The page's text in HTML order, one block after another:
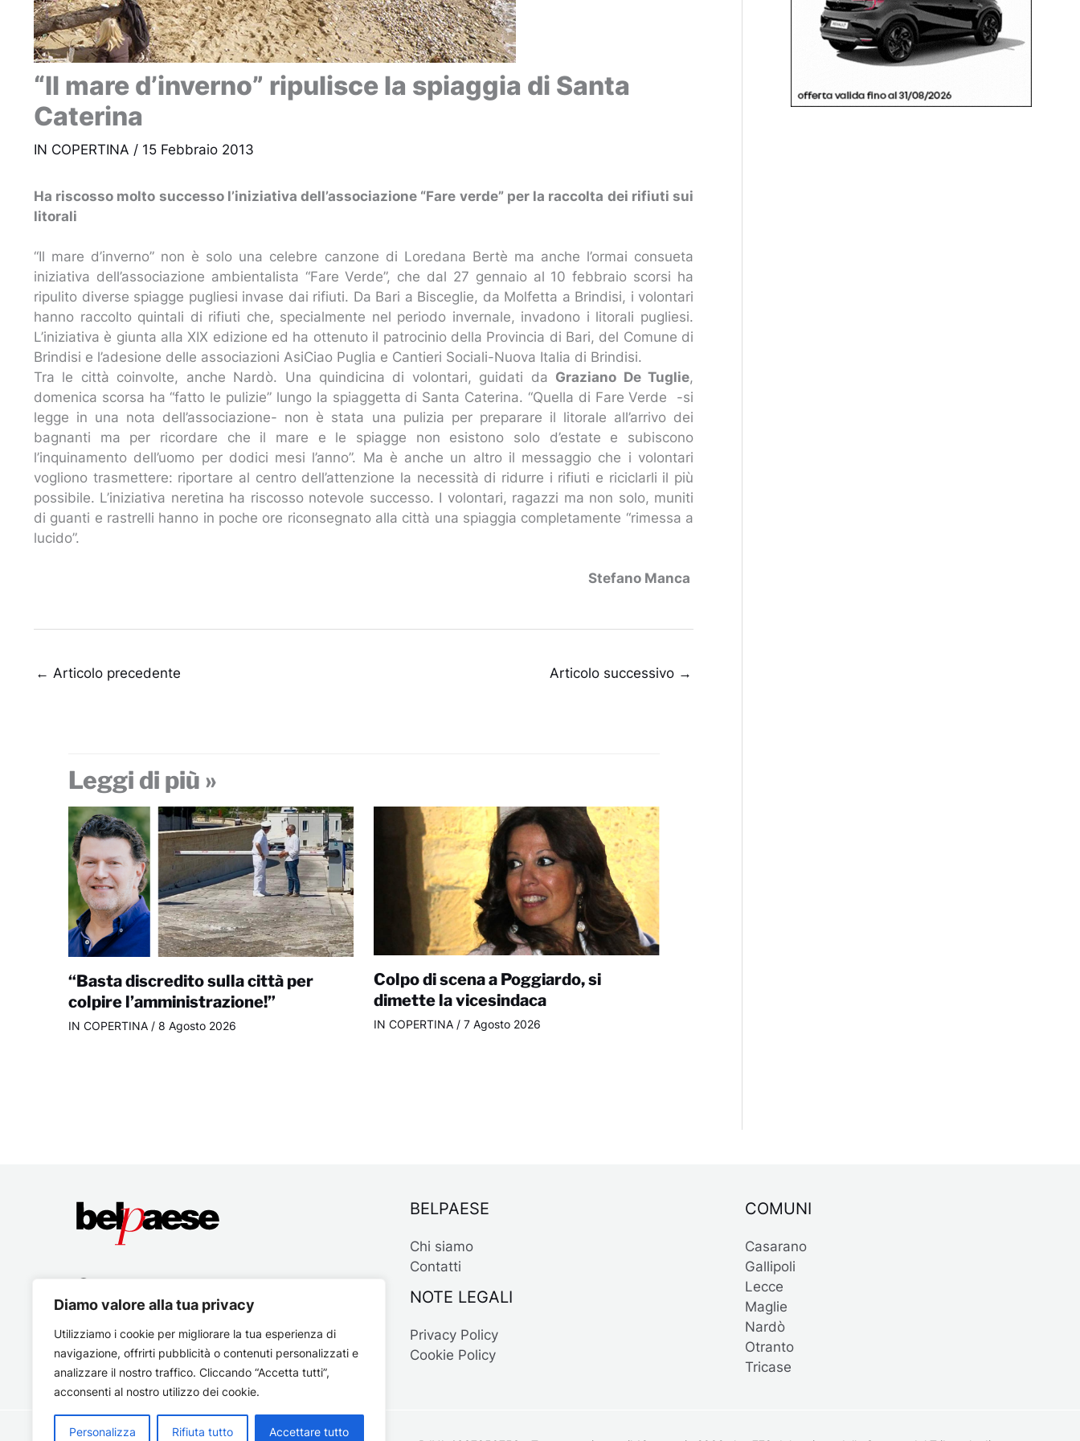
Diamo valore alla tua privacy
Utilizziamo i cookie per migliorare la tua esperienza di
navigazione, offrirti pubblicità o contenuti personalizzati e
analizzare il nostro traffico. Cliccando “Accetta tutti”,
acconsenti al nostro utilizzo dei cookie.
Personalizza Rifiuta tutto Accettare tutto
“Il mare d’inverno” ripulisce la spiaggia di Santa
Caterina
IN COPERTINA / 15 Febbraio 2013
Ha riscosso molto successo l’iniziativa dell’associazione “Fare verde” per la raccolta dei rifiuti sui
litorali
“Il mare d’inverno” non è solo una celebre canzone di Loredana Bertè ma anche l’ormai consueta
iniziativa dell’associazione ambientalista “Fare Verde”, che dal 27 gennaio al 10 febbraio scorsi ha
ripulito diverse spiagge pugliesi invase dai rifiuti. Da Bari a Bisceglie, da Molfetta a Brindisi, i volontari
hanno raccolto quintali di rifiuti che, specialmente nel periodo invernale, invadono i litorali pugliesi.
L’iniziativa è giunta alla XIX edizione ed ha ottenuto il patrocinio della Provincia di Bari, del Comune di
Brindisi e l’adesione delle associazioni AsiCiao Puglia e Cantieri Sociali-Nuova Italia di Brindisi.
Tra le città coinvolte, anche Nardò. Una quindicina di volontari, guidati da Graziano De Tuglie,
domenica scorsa ha “fatto le pulizie” lungo la spiaggetta di Santa Caterina. “Quella di Fare Verde -si
legge in una nota dell’associazione- non è stata una pulizia per preparare il litorale all’arrivo dei
bagnanti ma per ricordare che il mare e le spiagge non esistono solo d’estate e subiscono
l’inquinamento dell’uomo per dodici mesi l’anno”. Ma è anche un altro il messaggio che i volontari
vogliono trasmettere: riportare al centro dell’attenzione la necessità di ridurre i rifiuti e riciclarli il più
possibile. L’iniziativa neretina ha riscosso notevole successo. I volontari, ragazzi ma non solo, muniti
di guanti e rastrelli hanno in poche ore riconsegnato alla città una spiaggia completamente “rimessa a
lucido”.
Stefano Manca
← Articolo precedente Articolo successivo →
Leggi di più »
“Basta discredito sulla città per
colpire l’amministrazione!”
IN COPERTINA/ 8 Agosto 2026
Colpo di scena a Poggiardo, si
dimette la vicesindaca
IN COPERTINA / 7 Agosto 2026
BELPAESE
Chi siamo
Contatti
NOTE LEGALI
Privacy Policy
Cookie Policy
COMUNI
Casarano
Gallipoli
Lecce
Maglie
Nardò
Otranto
Tricase